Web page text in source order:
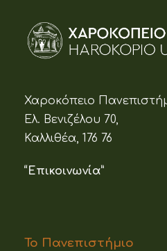
Χαροκόπειο
Ελ. Βενιζέλου 70,
Καλλιθέα, 176 76
“Επικοινωνία”
Το Πανεπιστήμιο